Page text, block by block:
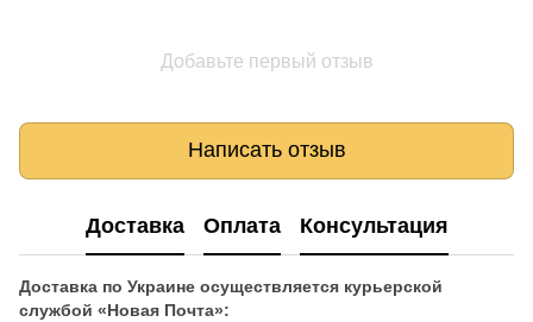
Добавьте первый отзыв
Написать отзыв
Доставка Оплата Консультация
Доставка по Украине осуществляется курьерской
службой «Новая Почта»: